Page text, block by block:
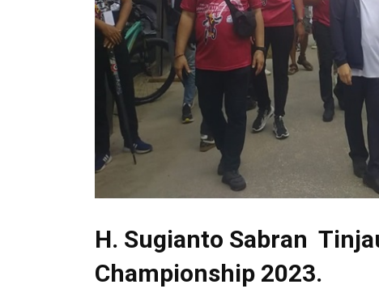
H. Sugianto Sabran
Championship 2023.